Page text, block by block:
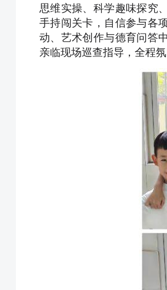
思维实操、科学趣味探究
手持闯关卡，自信参与各
动、艺术创作与德育问答
亲临现场巡查指导，全程氛